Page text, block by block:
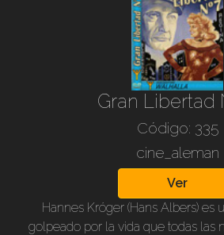
Gran Libertad
Código: 335
cine_aleman
Ver
Hannes Króger (Hans Albers) es
golpeado por la vida que todas las